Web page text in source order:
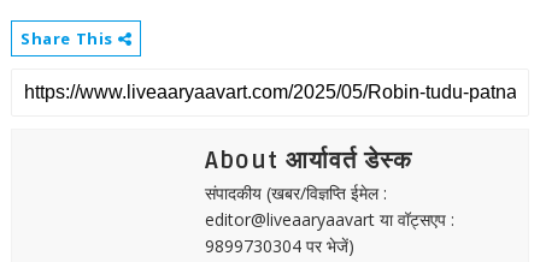
Share This
About आर्यावर्त डेस्क
संपादकीय (खबर/विज्ञप्ति ईमेल :
editor@liveaaryaavart या वॉट्सएप :
9899730304 पर भेजें)